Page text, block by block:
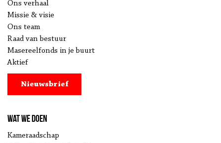
Ons verhaal
Missie & visie
Ons team
Raad van bestuur
Masereelfonds in je buurt
Aktief
Nieuwsbrief
Wat we doen
Kameraadschap